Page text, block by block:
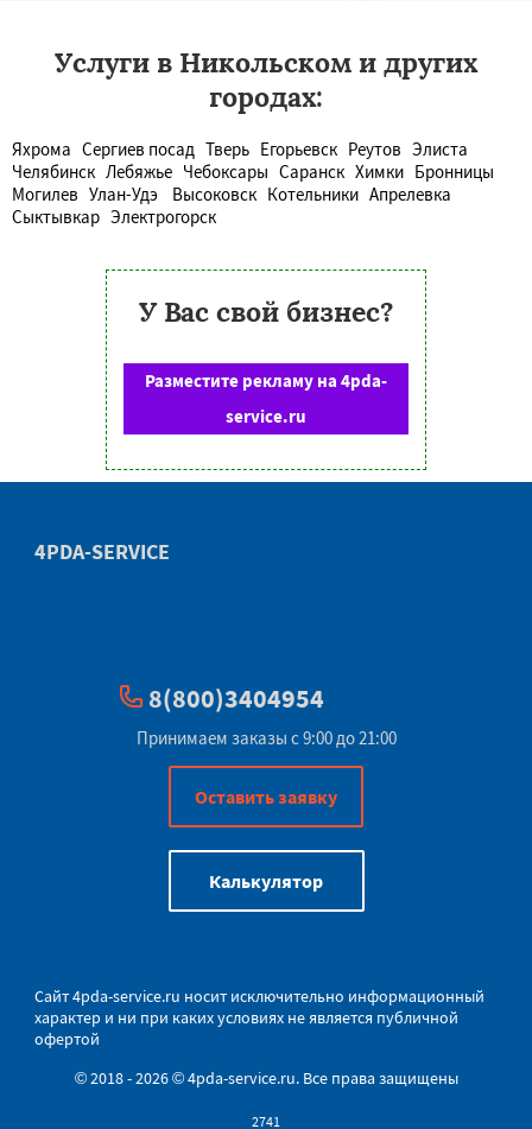
Услуги в Никольском и других
городах:
Яхрома Сергиев посад Тверь Егорьевск Реутов Элиста
Челябинск Лебяжье Чебоксары Саранск Химки Бронницы
Могилев Улан-Удэ Высоковск Котельники Апрелевка
Сыктывкар Электрогорск
У Вас свой бизнес?
Разместите рекламу на 4pda-
service.ru
4PDA-SERVICE
8(800)3404954
Принимаем заказы с 9:00 до 21:00
Оставить заявку
Калькулятор
Сайт4pda-service.ru носит исключительно информационный
характер и ни при каких условиях не является публичной
офертой
© 2018 - 2026 © 4pda-service.ru. Все права защищены
2741